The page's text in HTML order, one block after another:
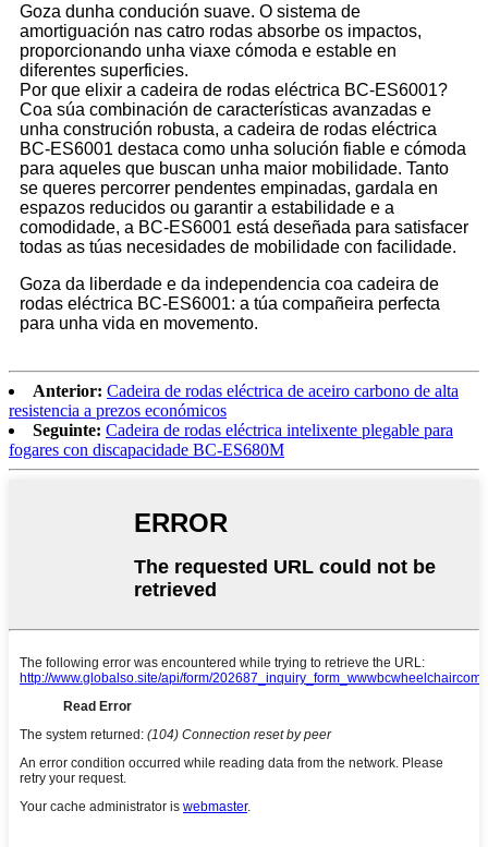
Goza dunha condución suave. O sistema de
amortiguación nas catro rodas absorbe os impactos,
proporcionando unha viaxe cómoda e estable en
diferentes superficies.
Por que elixir a cadeira de rodas eléctrica BC-ES6001?
Coa súa combinación de características avanzadas e
unha construción robusta, a cadeira de rodas eléctrica
BC-ES6001 destaca como unha solución fiable e cómoda
para aqueles que buscan unha maior mobilidade. Tanto
se queres percorrer pendentes empinadas, gardala en
espazos reducidos ou garantir a estabilidade e a
comodidade, a BC-ES6001 está deseñada para satisfacer
todas as túas necesidades de mobilidade con facilidade.
Goza da liberdade e da independencia coa cadeira de
rodas eléctrica BC-ES6001: a túa compañeira perfecta
para unha vida en movemento.
Anterior: Cadeira de rodas eléctrica de aceiro carbono de alta
resistencia a prezos económicos
Seguinte: Cadeira de rodas eléctrica intelixente plegable para
fogares con discapacidade BC-ES680M